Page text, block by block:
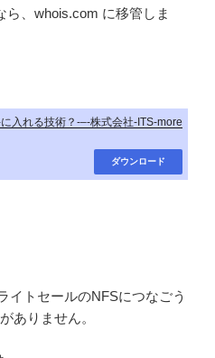
、whois.com に移管しま
入れる技術？-–-株式会社-ITS-more
ダウンロード
イトセールのNFSにつなごう
ありません。